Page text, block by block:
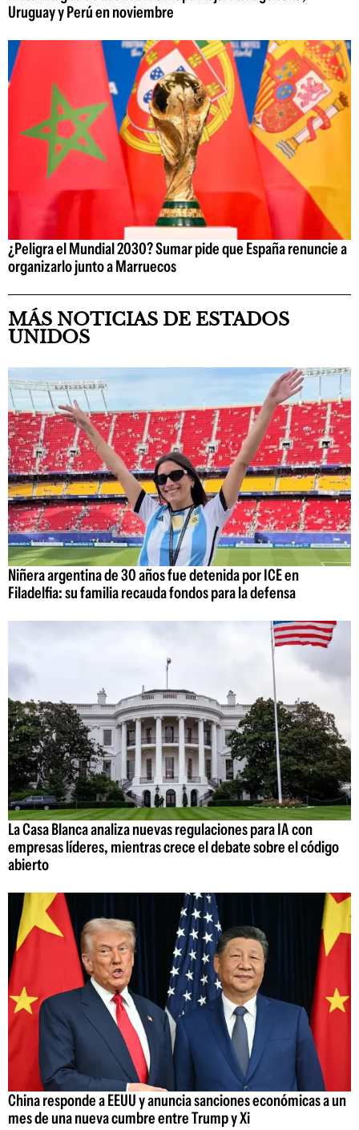
Uruguay y Perú en noviembre
¿Peligra el Mundial 2030? Sumar pide que España renuncie a
organizarlo junto a Marruecos
MÁS NOTICIAS DE ESTADOS
UNIDOS
Niñera argentina de 30 años fue detenida por ICE en
Filadelfia: su familia recauda fondos para la defensa
La Casa Blanca analiza nuevas regulaciones para IA con
empresas líderes, mientras crece el debate sobre el código
abierto
China responde a EEUU y anuncia sanciones económicas a un
mes de una nueva cumbre entre Trump y Xi